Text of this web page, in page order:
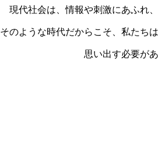
現代社会は、情報や刺激にあふれ
そのような時代だからこそ、私たち
思い出す必要が